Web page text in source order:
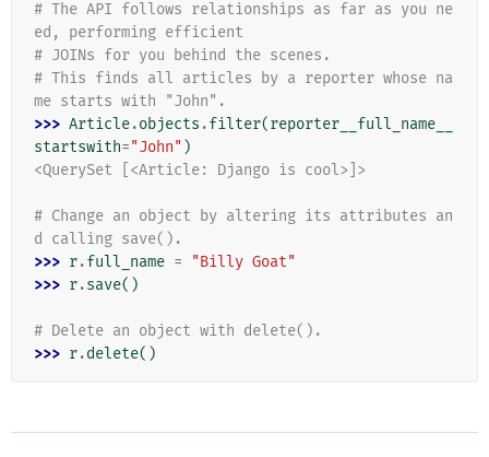
# The API follows relationships as far as you ne
ed, performing efficient
# JOINs for you behind the scenes.
# This finds all articles by a reporter whose na
me starts with "John".
>>> Article.objects .filter(reporter__full_name__
startswith="John" )
<QuerySet [<Article: Django is cool>]>
# Change an object by altering its attributes an
d calling save().
>>> r.full_name =
"Billy Goat"
>>> r.save()
# Delete an object with delete().
>>> r.delete()